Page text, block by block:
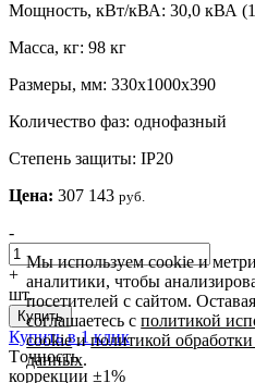
Мощность, кВт/кВА: 30,0 кВА
Масса, кг: 98 кг
Размеры, мм: 330х1000х390
Количество фаз: однофазный
Степень защиты: IP20
Цена: 307 143 руб.
-
+
шт.
Купить
Купить в 1 клик
Tочность
коррекции ±1%
Мы используем cookie и
аналитики, чтобы
посетителей с сайтом.
соглашаетесь сполитикой
cookieиполитикой
данных.